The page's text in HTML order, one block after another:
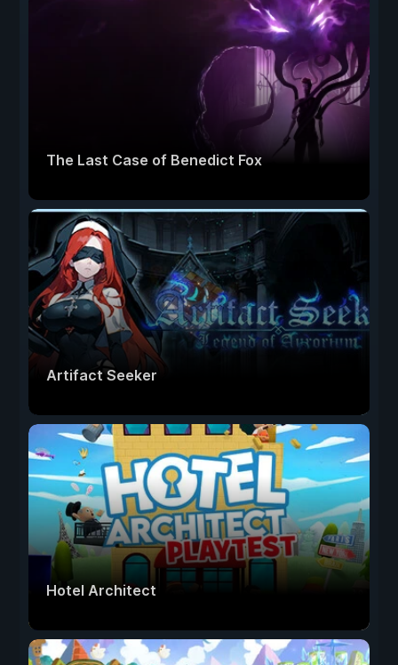
The Last Case of Benedict Fox
Artifact Seeker
Hotel Architect